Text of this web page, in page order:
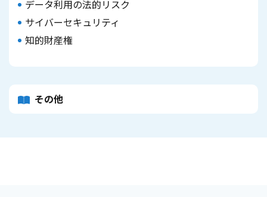
データ利用の法的リスク
サイバーセキュリティ
知的財産権
その他